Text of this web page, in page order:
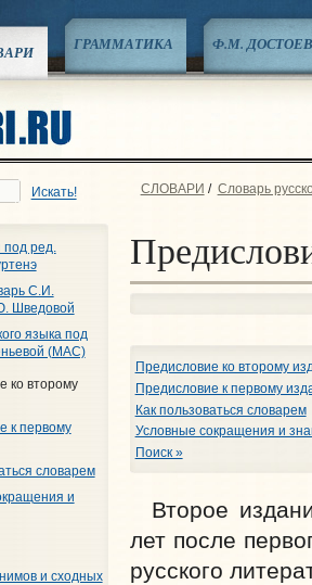
ГРАММАТИКА Ф.М.
Искать!
под ред.
С.И.
Шведовой
языка под
(МАС)
ко второму
к первому
словарем
и
и сходных
СЛОВАРИ / Словарь
Предисловие ко второму
Предисловие к первому
Как пользоваться словарем
Условные сокращения и
Поиск »
Второе
лет после
русского